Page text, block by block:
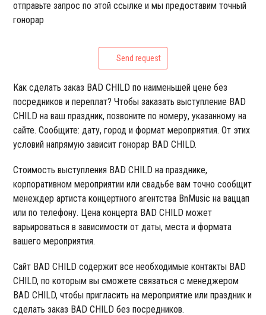
отправьте запрос по этой ссылке и мы предоставим точный
гонорар
Send request
Как сделать заказ BAD CHILD по наименьшей цене без
посредников и переплат? Чтобы заказать выступление BAD
CHILD на ваш праздник, позвоните по номеру, указанному на
сайте. Сообщите: дату, город и формат мероприятия. От этих
условий напрямую зависит гонорар BAD CHILD.
Стоимость выступления BAD CHILD на празднике,
корпоративном мероприятии или свадьбе вам точно сообщит
менеждер артиста концертного агентства BnMusic на ваццап
или по телефону. Цена концерта BAD CHILD может
варьироваться в зависимости от даты, места и формата
вашего мероприятия.
Сайт BAD CHILD содержит все необходимые контакты BAD
CHILD, по которым вы сможете связаться с менеджером
BAD CHILD, чтобы пригласить на мероприятие или праздник и
сделать заказ BAD CHILD без посредников.